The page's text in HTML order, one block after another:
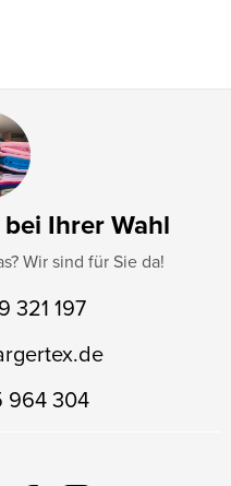
Ihrer Wahl
Wir sind für Sie da!
321 197
964 304